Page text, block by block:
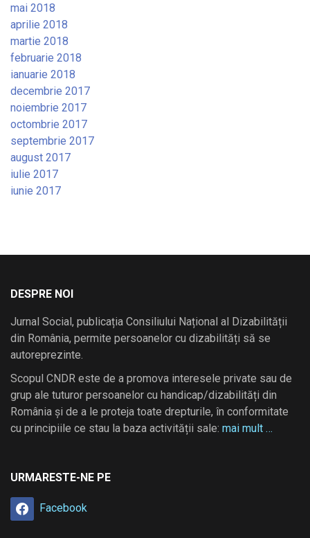
mai 2018
aprilie 2018
martie 2018
februarie 2018
ianuarie 2018
decembrie 2017
noiembrie 2017
octombrie 2017
septembrie 2017
august 2017
iulie 2017
iunie 2017
DESPRE NOI
Jurnal Social, publicația Consiliului Național al Dizabilității
din România, permite persoanelor cu dizabilități să se
autoreprezinte.
Scopul CNDR este de a promova interesele private sau de
grup ale tuturor persoanelor cu handicap/dizabilități din
România și de a le proteja toate drepturile, în conformitate
cu principiile ce stau la baza activității sale: mai mult …
URMARESTE-NE PE
Facebook